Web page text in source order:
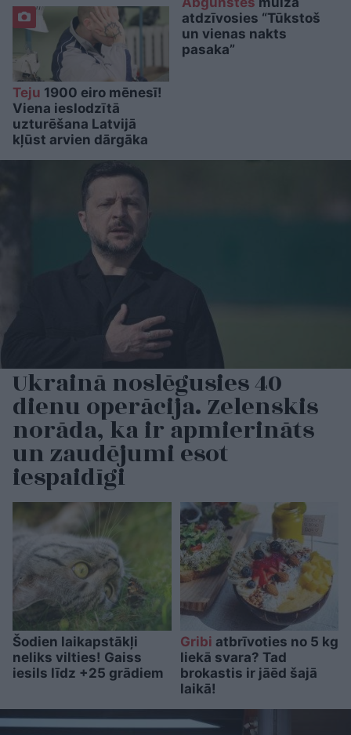
Teju 1900 eiro mēnesī!
Viena ieslodzītā
uzturēšana Latvijā
kļūst arvien dārgāka
atdzīvosies “Tūkstoš
un vienas nakts
pasaka”
Ukrainā noslēgusies 40
dienu operācija. Zelenskis
norāda, ka ir apmierināts
un zaudējumi esot
iespaidīgi
Šodien laikapstākļi
neliks vilties! Gaiss
iesils līdz +25 grādiem
Gribi atbrīvoties no 5 kg
liekā svara? Tad
brokastis ir jāēd šajā
laikā!